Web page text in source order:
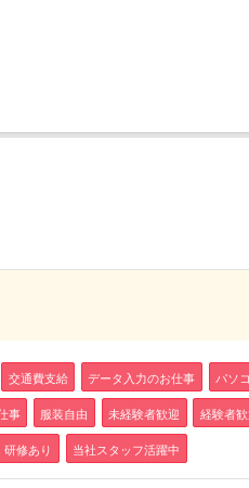
交通費支給 データ入力のお仕事 パソ
事 服装自由 未経験者歓迎 経験者
研修あり 当社スタッフ活躍中